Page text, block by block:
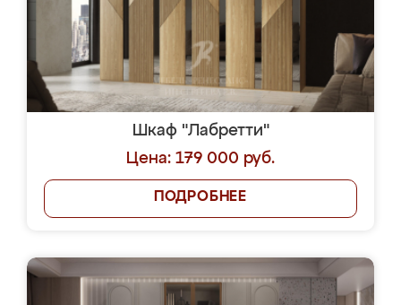
Шкаф "Лабретти"
Цена: 179 000 руб.
ПОДРОБНЕЕ